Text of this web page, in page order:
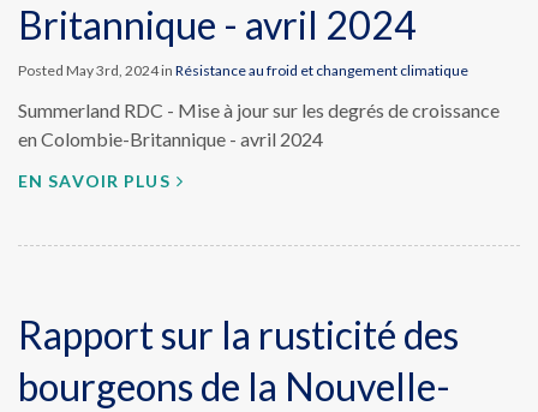
Britannique - avril 2024
Posted May 3rd, 2024 in Résistance au froid et changement climatique
Summerland RDC - Mise à jour sur les degrés de croissance
en Colombie-Britannique - avril 2024
EN SAVOIR PLUS
Rapport sur la rusticité des
bourgeons de la Nouvelle-